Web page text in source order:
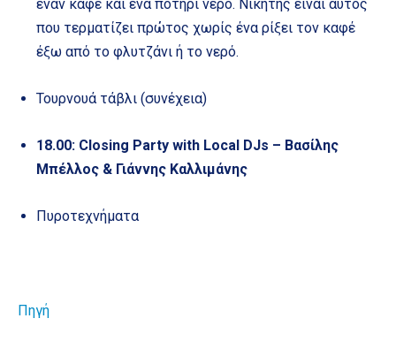
έναν καφέ και ένα ποτήρι νερό. Νικητής είναι αυτός
που τερματίζει πρώτος χωρίς ένα ρίξει τον καφέ
έξω από το φλυτζάνι ή το νερό.
Τουρνουά τάβλι (συνέχεια)
18.00: Closing Party with Local DJs – Βασίλης
Μπέλλος & Γιάννης Καλλιμάνης
Πυροτεχνήματα
Πηγή